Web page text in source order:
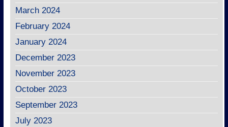
March 2024
February 2024
January 2024
December 2023
November 2023
October 2023
September 2023
July 2023